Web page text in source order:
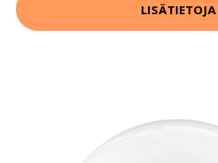
LISÄTIETOJA